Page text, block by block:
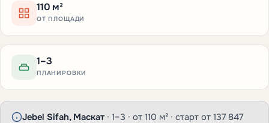
110 м²
ОТ ПЛОЩАДИ
1–3
ПЛАНИРОВКИ
Jebel Sifah, Маскат · 1–3 · от 110 м² · старт от 137 847